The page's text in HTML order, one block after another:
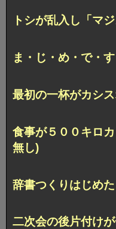
トシが乱入し「マ
ま・じ・め・で・
最初の一杯がカシ
食事が５００キロ
無し)
辞書つくりはじめ
二次会の後片付け